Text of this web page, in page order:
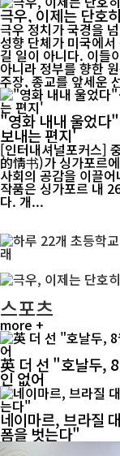
극우, 이제는 단호
극우 정치가 국경을
성향 단체가 미국에
길 일이 아니다. 이들
아니라 정부를 향한
주장, 종교를 앞세운
"영화 내내 울었
보내는 편지'
[인터내셔널포커스]
的情书)가 싱가포르
사회의 공감을 이끌어내고 있다. 18일 현지
작품은 싱가포르 내
다. 개...
스포츠
more +
英 더 선 "호날두,
인 없어
네이마르, 브라질
폼을 벗는다"